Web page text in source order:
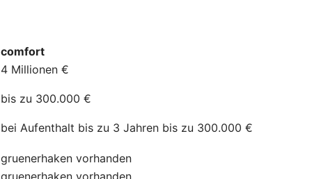
comfort
4 Millionen €
bis zu 300.000 €
bei Aufenthalt bis zu 3 Jahren bis zu 300.000 €
gruenerhaken vorhanden
gruenerhaken vorhanden